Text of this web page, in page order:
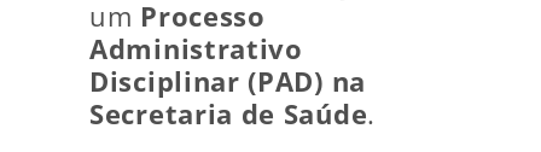
um Processo
Administrativo
Disciplinar (PAD) na
Secretaria de Saúde.